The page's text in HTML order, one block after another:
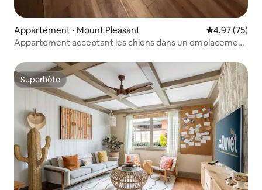
Appartement ⋅ Mount Pleasant Évaluation
4,97 (75)
Appartement acceptant les chiens dans un emplacement
Superhôte
Superhôte